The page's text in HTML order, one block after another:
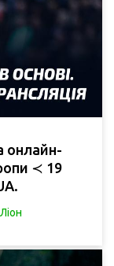
онлайн-
≺ 19
Ліон